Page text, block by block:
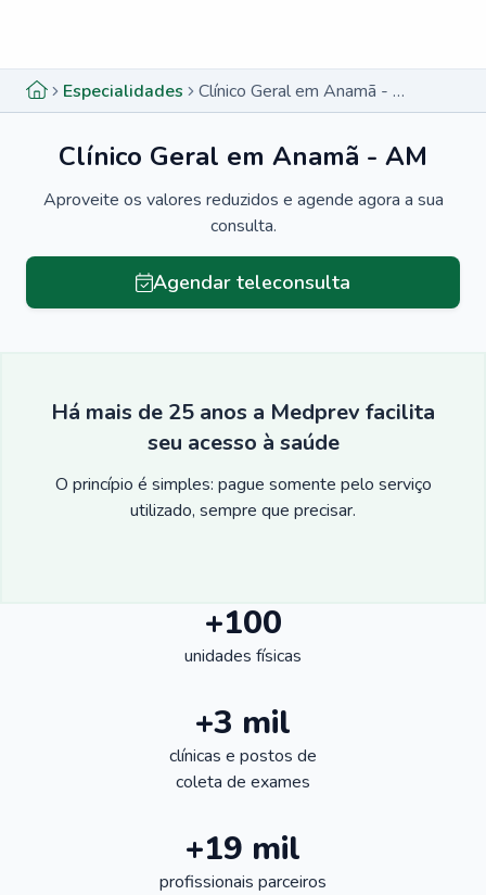
Especialidades Clínico Geral em Anamã - AM
Clínico Geral em Anamã - AM
Aproveite os valores reduzidos e agende agora a sua
consulta.
Agendar teleconsulta
Há mais de 25 anos a Medprev facilita
seu acesso à saúde
O princípio é simples: pague somente pelo serviço
utilizado, sempre que precisar.
+100
unidades físicas
+3 mil
clínicas e postos de
coleta de exames
+19 mil
profissionais parceiros